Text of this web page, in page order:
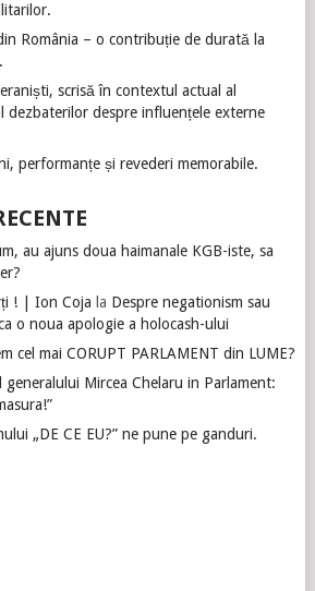
România – o contribuție de durată la
scrisă în contextul actual al
dezbaterilor despre influențele externe
performanțe și revederi memorabile.
au ajuns doua haimanale KGB-iste, sa
! | Ion Coja la Despre negationism sau
o noua apologie a holocash-ului
cel mai CORUPT PARLAMENT din LUME?
generalului Mircea Chelaru in Parlament:
„DE CE EU?” ne pune pe ganduri.